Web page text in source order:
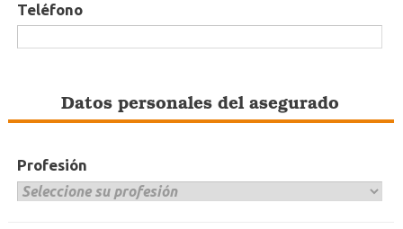
Teléfono
Datos personales del asegurado
Profesión